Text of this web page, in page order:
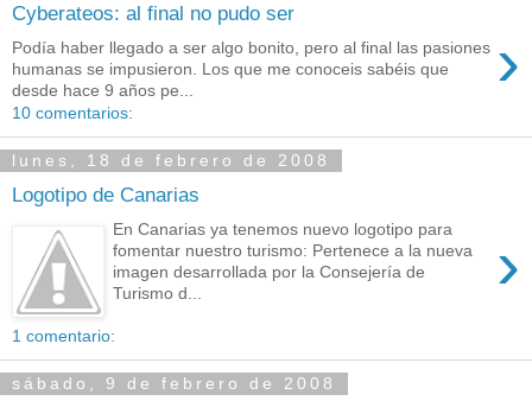
Cyberateos: al final no pudo ser
›
Podía haber llegado a ser algo bonito, pero al final las pasiones
humanas se impusieron. Los que me conoceis sabéis que
desde hace 9 años pe...
10 comentarios:
lunes, 18 de febrero de 2008
Logotipo de Canarias
›
En Canarias ya tenemos nuevo logotipo para
fomentar nuestro turismo: Pertenece a la nueva
imagen desarrollada por la Consejería de
Turismo d...
1 comentario:
sábado, 9 de febrero de 2008